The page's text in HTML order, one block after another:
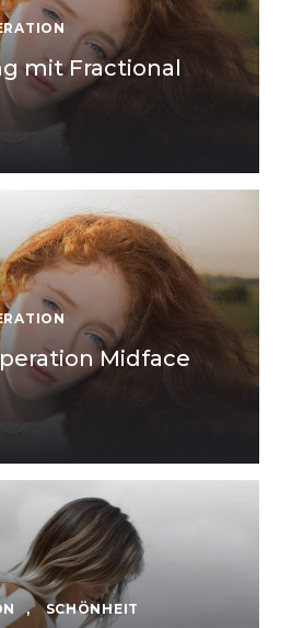
mit Fractional
Midface
, SCHÖNHEIT